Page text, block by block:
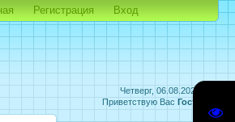
Четверг, 06.08.2026, 05:32
Приветствую Вас Гость
Регистрация Вход